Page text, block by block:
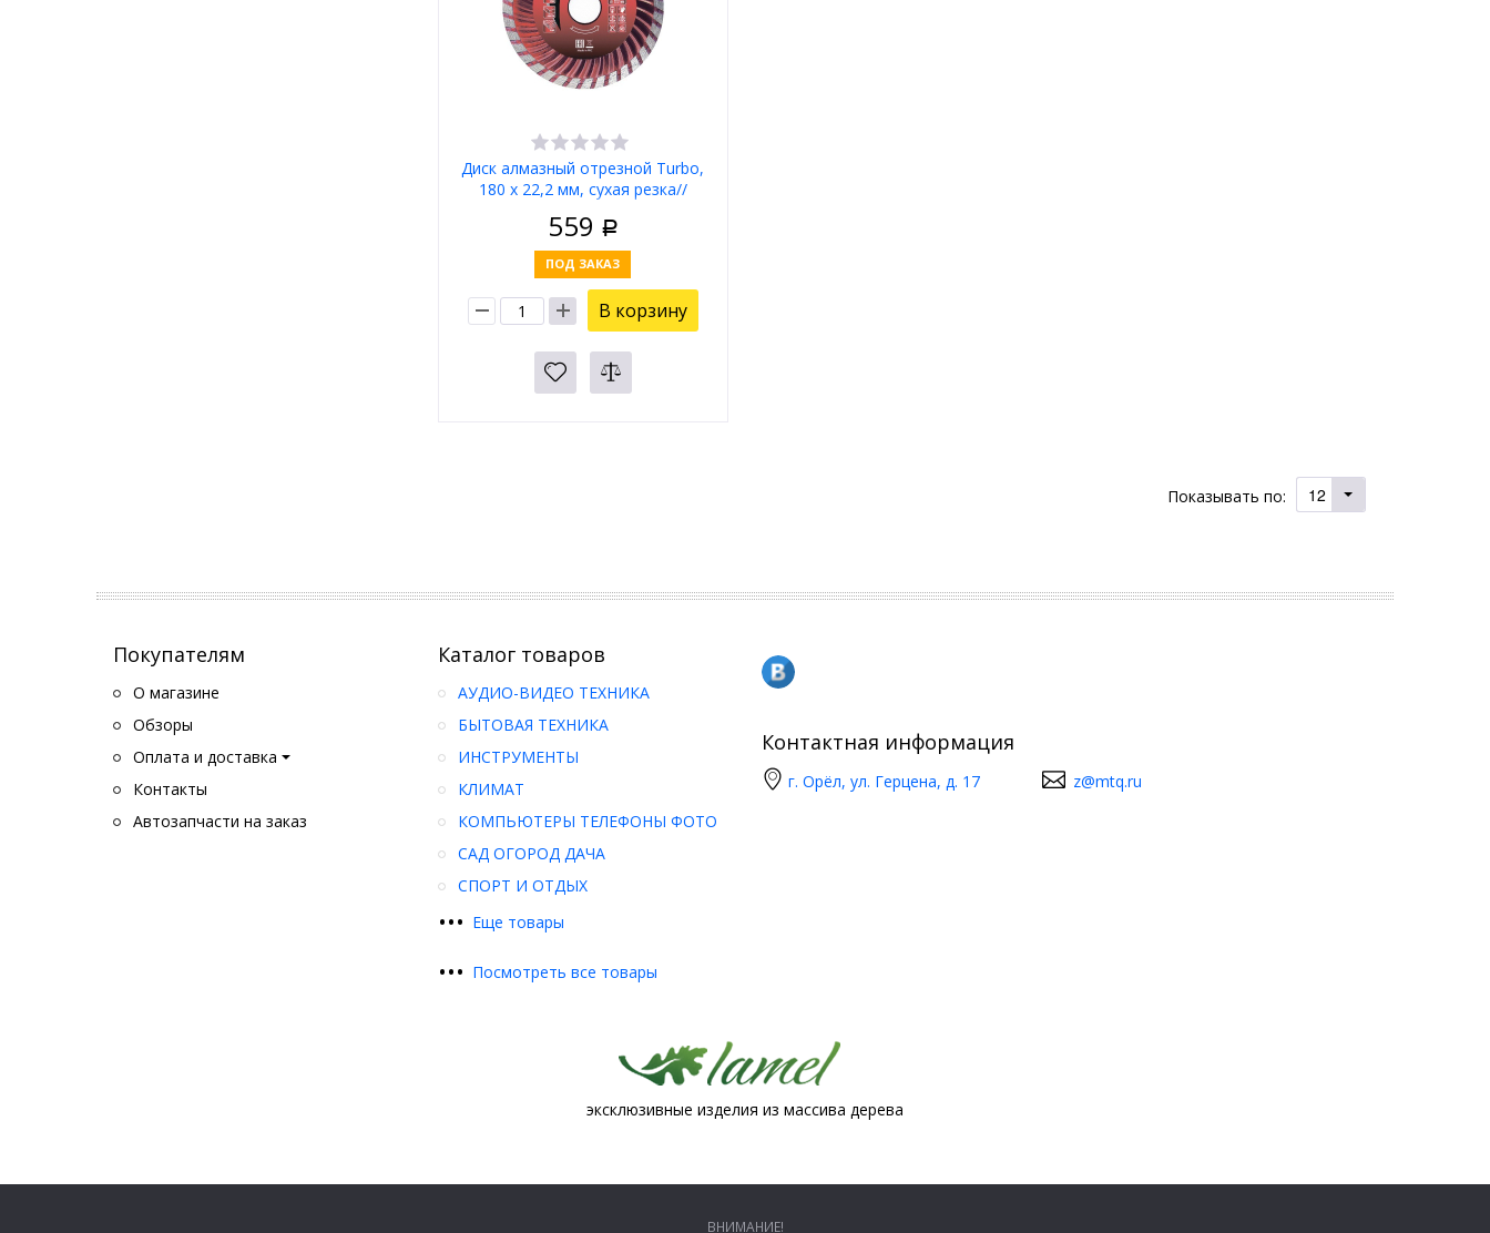
Диск алмазный отрезной Turbo,
180 х 22,2 мм, сухая резка//
559 Р
ПОД ЗАКАЗ
В корзину
Показывать по: 12
Покупателям
О магазине
Обзоры
Оплата и доставка
Контакты
Автозапчасти на заказ
Каталог товаров
••• Еще товары
АУДИО-ВИДЕО ТЕХНИКА
БЫТОВАЯ ТЕХНИКА
ИНСТРУМЕНТЫ
КЛИМАТ
КОМПЬЮТЕРЫ ТЕЛЕФОНЫ ФОТО
САД ОГОРОД ДАЧА
СПОРТ И ОТДЫХ
••• Посмотреть все товары
Контактная информация
г. Орёл, ул. Герцена, д. 17 z@mtq.ru
эксклюзивные изделия из массива дерева
ВНИМАНИЕ!